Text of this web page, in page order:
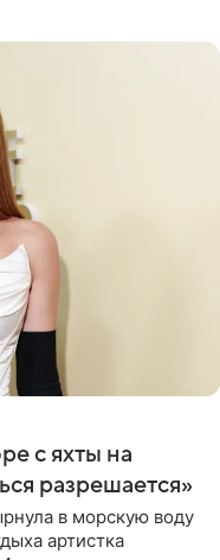
с яхты на
разрешается»
в морскую воду
артистка